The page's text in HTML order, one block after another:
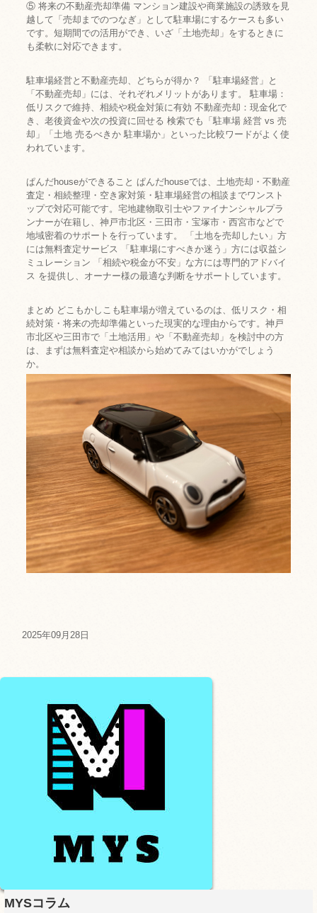
⑤ 将来の不動産売却準備 マンション建設や商業施設の誘致を見
越して「売却までのつなぎ」として駐車場にするケースも多い
です。短期間での活用ができ、いざ「土地売却」をするときに
も柔軟に対応できます。
駐車場経営と不動産売却、どちらが得か？ 「駐車場経営」と
「不動産売却」には、それぞれメリットがあります。 駐車場：
低リスクで維持、相続や税金対策に有効 不動産売却：現金化で
き、老後資金や次の投資に回せる 検索でも「駐車場 経営 vs 売
却」「土地 売るべきか 駐車場か」といった比較ワードがよく使
われています。
ぱんだhouseができること ぱんだhouseでは、土地売却・不動産
査定・相続整理・空き家対策・駐車場経営の相談までワンスト
ップで対応可能です。宅地建物取引士やファイナンシャルプラ
ンナーが在籍し、神戸市北区・三田市・宝塚市・西宮市などで
地域密着のサポートを行っています。 「土地を売却したい」方
には無料査定サービス 「駐車場にすべきか迷う」方には収益シ
ミュレーション 「相続や税金が不安」な方には専門的アドバイ
ス を提供し、オーナー様の最適な判断をサポートしています。
まとめ どこもかしこも駐車場が増えているのは、低リスク・相
続対策・将来の売却準備といった現実的な理由からです。神戸
市北区や三田市で「土地活用」や「不動産売却」を検討中の方
は、まずは無料査定や相談から始めてみてはいかがでしょう
か。
2025年09月28日
MYSコラム